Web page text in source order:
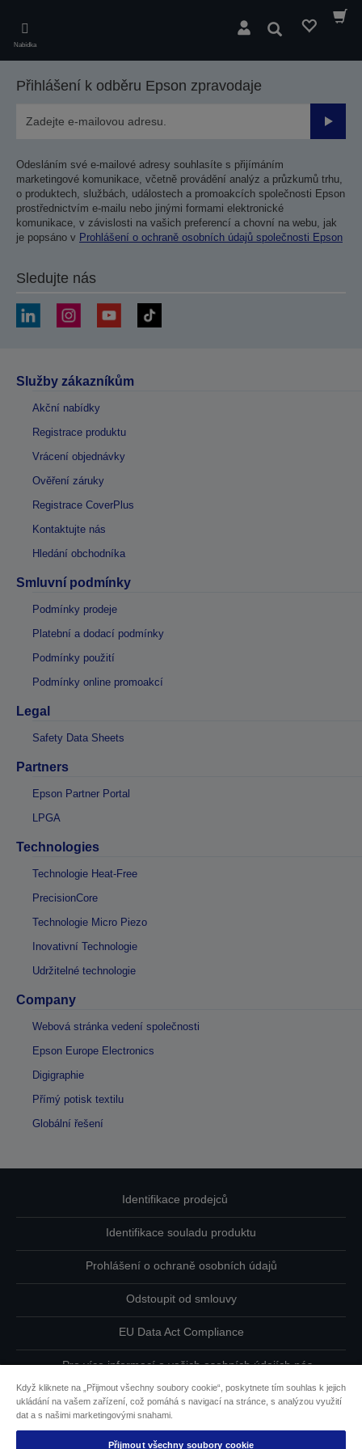
main
content
Nabídka
Hledat
Přihlášení k odběru Epson zpravodaje
Odesláním své e-mailové adresy souhlasíte s přijímáním
marketingové komunikace, včetně provádění analýz a průzkumů trhu,
o produktech, službách, událostech a promoakcích společnosti Epson
prostřednictvím e-mailu nebo jinými formami elektronické
komunikace, v závislosti na vašich preferencí a chovní na webu, jak
je popsáno v Prohlášení o ochraně osobních údajů společnosti Epson
Sledujte nás
Služby zákazníkům
Akční nabídky
Registrace produktu
Vrácení objednávky
Ověření záruky
Registrace CoverPlus
Kontaktujte nás
Hledání obchodníka
Smluvní podmínky
Podmínky prodeje
Platební a dodací podmínky
Podmínky použití
Podmínky online promoakcí
Legal
Safety Data Sheets
Partners
Epson Partner Portal
LPGA
Technologies
Technologie Heat-Free
PrecisionCore
Technologie Micro Piezo
Inovativní Technologie
Udržitelné technologie
Company
Webová stránka vedení společnosti
Epson Europe Electronics
Digigraphie
Přímý potisk textilu
Globální řešení
Identifikace prodejců
Identifikace souladu produktu
Prohlášení o ochraně osobních údajů
Odstoupit od smlouvy
EU Data Act Compliance
Pro více informací o vašich osobních údajích nás
Informace o souborech cookie
Když kliknete na „Přijmout všechny soubory cookie“, poskytnete tím souhlas k jejich
ukládání na vašem zařízení, což pomáhá s navigací na stránce, s analýzou využití
dat a s našimi marketingovými snahami.
Přijmout všechny soubory cookie